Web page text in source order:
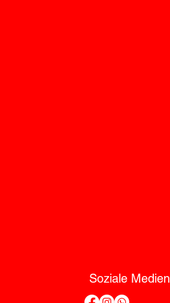
Soziale Medien